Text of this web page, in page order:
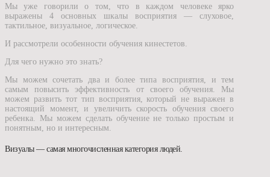
Мы уже говорили о том, что в каждом человеке ярко
выражены 4 основных шкалы восприятия — слуховое,
тактильное, визуальное, логическое.
И рассмотрели особенности обучения кинестетов.
Для чего нужно это знать?
Мы можем сочетать два и более типа восприятия, и тем
самым повысить эффективность от своего обучения. Мы
можем развить тот тип восприятия, который не выражен в
настоящий момент, и увеличить скорость обучения своего
ребенка. Мы можем сделать обучение не только простым и
понятным, но и интересным.
Визуалы — самая многочисленная категория людей.